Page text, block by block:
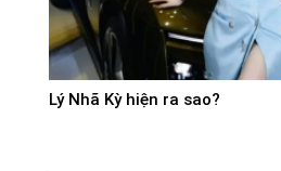
Lý Nhã Kỳ hiện ra sao?